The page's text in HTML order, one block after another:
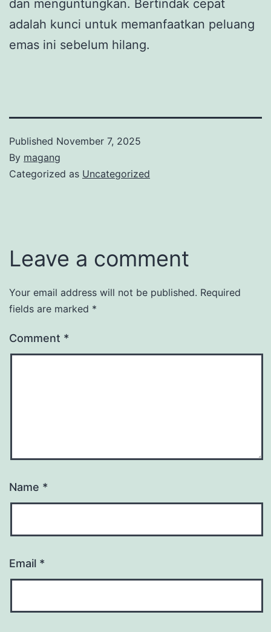
dan menguntungkan. Bertindak cepat
adalah kunci untuk memanfaatkan peluang
emas ini sebelum hilang.
Published November 7, 2025
By magang
Categorized as Uncategorized
Leave a comment
Your email address will not be published. Required
fields are marked *
Comment *
Name *
Email *